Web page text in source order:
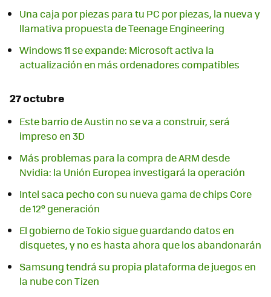
Una caja por piezas para tu PC por piezas, la nueva y
llamativa propuesta de Teenage Engineering
Windows 11 se expande: Microsoft activa la
actualización en más ordenadores compatibles
27 octubre
Este barrio de Austin no se va a construir, será
impreso en 3D
Más problemas para la compra de ARM desde
Nvidia: la Unión Europea investigará la operación
Intel saca pecho con su nueva gama de chips Core
de 12º generación
El gobierno de Tokio sigue guardando datos en
disquetes, y no es hasta ahora que los abandonarán
Samsung tendrá su propia plataforma de juegos en
la nube con Tizen